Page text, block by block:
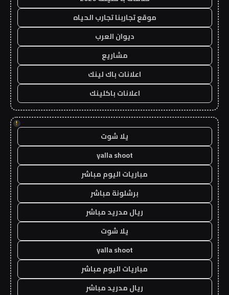
موقع تجاربنا تجارب الحياه
ديوان العرب
مشاريع
اعلانات باك لينك
اعلانات باكلينك
!
يلا شوت
yalla shoot
مباريات اليوم مباشر
برشلونة مباشر
ريال مدريد مباشر
يلا شوت
yalla shoot
مباريات اليوم مباشر
ريال مدريد مباشر